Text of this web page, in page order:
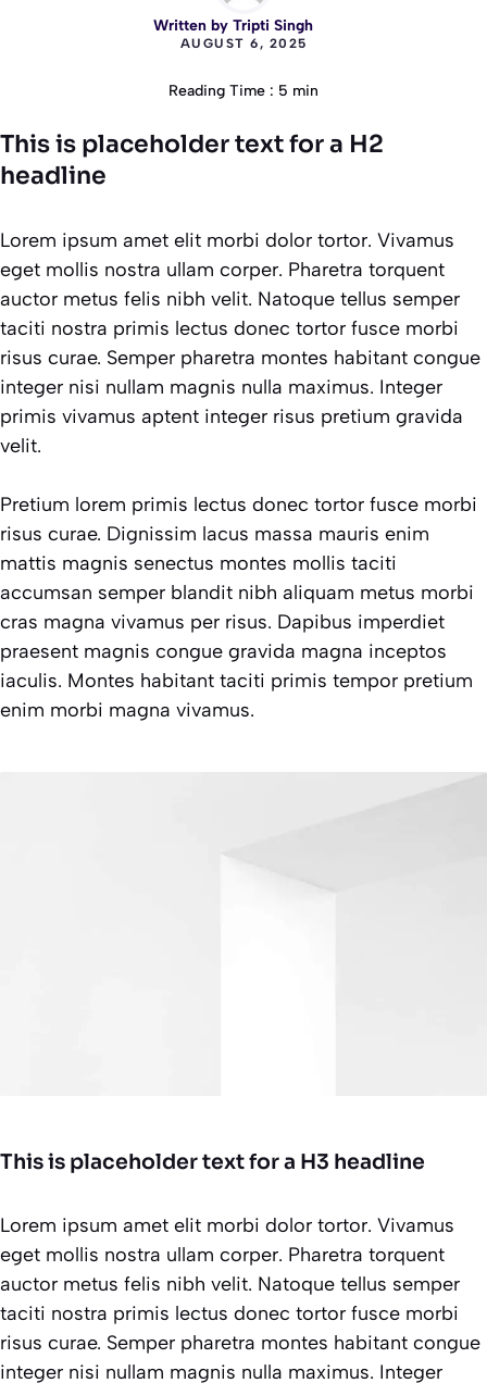
Written by Tripti Singh
AUGUST 6, 2025
Reading Time : 5 min
This is placeholder text for a H2
headline
Lorem ipsum amet elit morbi dolor tortor. Vivamus
eget mollis nostra ullam corper. Pharetra torquent
auctor metus felis nibh velit. Natoque tellus semper
taciti nostra primis lectus donec tortor fusce morbi
risus curae. Semper pharetra montes habitant congue
integer nisi nullam magnis nulla maximus. Integer
primis vivamus aptent integer risus pretium gravida
velit.
Pretium lorem primis lectus donec tortor fusce morbi
risus curae. Dignissim lacus massa mauris enim
mattis magnis senectus montes mollis taciti
accumsan semper blandit nibh aliquam metus morbi
cras magna vivamus per risus. Dapibus imperdiet
praesent magnis congue gravida magna inceptos
iaculis. Montes habitant taciti primis tempor pretium
enim morbi magna vivamus.
This is placeholder text for a H3 headline
Lorem ipsum amet elit morbi dolor tortor. Vivamus
eget mollis nostra ullam corper. Pharetra torquent
auctor metus felis nibh velit. Natoque tellus semper
taciti nostra primis lectus donec tortor fusce morbi
risus curae. Semper pharetra montes habitant congue
integer nisi nullam magnis nulla maximus. Integer